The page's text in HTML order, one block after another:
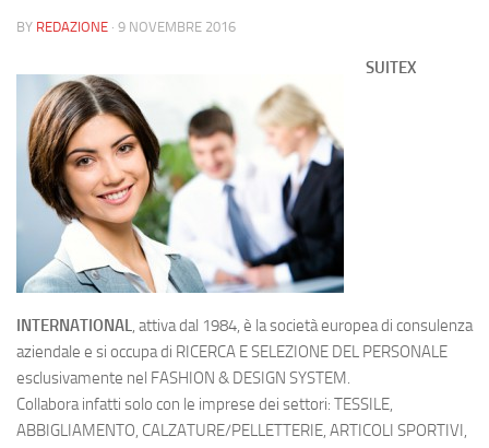
BY REDAZIONE · 9 NOVEMBRE 2016
SUITEX
INTERNATIONAL, attiva dal 1984, è la società europea di consulenza
aziendale e si occupa di RICERCA E SELEZIONE DEL PERSONALE
esclusivamente nel FASHION & DESIGN SYSTEM.
Collabora infatti solo con le imprese dei settori: TESSILE,
ABBIGLIAMENTO, CALZATURE/PELLETTERIE, ARTICOLI SPORTIVI,